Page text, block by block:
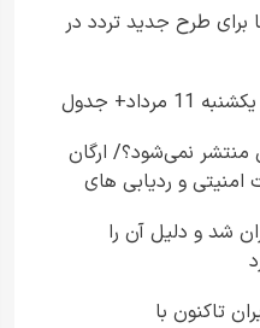
برای طرح جدید تردد در
جدول
نمی‌شود؟/ ارگان
امنیتی و ردیابی های
به ایران شد و دلیل آن را
تاکنون با